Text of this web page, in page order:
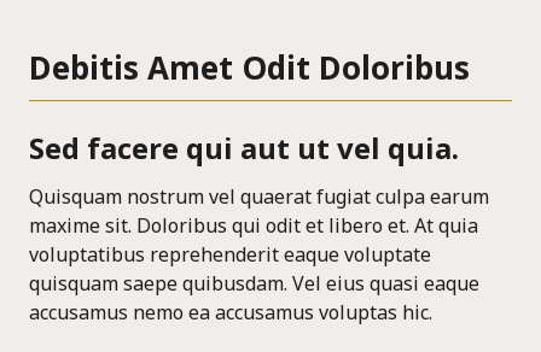
Debitis Amet Odit Doloribus
Sed facere qui aut ut vel quia.
Quisquam nostrum vel quaerat fugiat culpa earum
maxime sit. Doloribus qui odit et libero et. At quia
voluptatibus reprehenderit eaque voluptate
quisquam saepe quibusdam. Vel eius quasi eaque
accusamus nemo ea accusamus voluptas hic.